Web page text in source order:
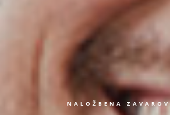
NALOŽBENA